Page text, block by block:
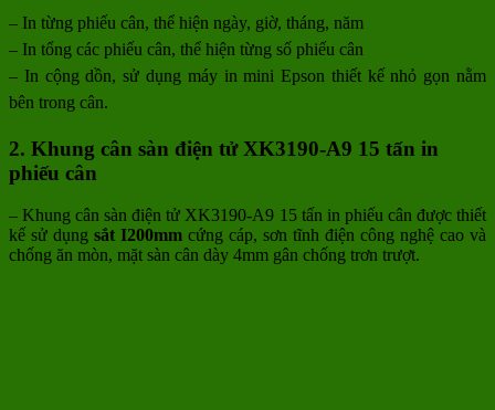
– In từng phiếu cân, thể hiện ngày, giờ, tháng, năm
– In tổng các phiếu cân, thể hiện từng số phiếu cân
– In cộng dồn, sử dụng máy in mini Epson thiết kế nhỏ gọn nằm
bên trong cân.
2. Khung cân sàn điện tử XK3190-A9 15 tấn in
phiếu cân
– Khung cân sàn điện tử XK3190-A9 15 tấn in phiếu cân được thiết
kế sử dụng sắt I200mm cứng cáp, sơn tĩnh điện công nghệ cao và
chống ăn mòn, mặt sàn cân dày 4mm gân chống trơn trượt.